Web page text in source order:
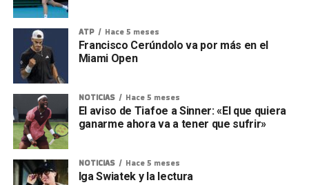
ATP Hace 5 meses
Francisco Cerúndolo va por más en el
Miami Open
NOTICIAS Hace 5 meses
El aviso de Tiafoe a Sinner: «El que quiera
ganarme ahora va a tener que sufrir»
NOTICIAS Hace 5 meses
Iga Swiatek y la lectura